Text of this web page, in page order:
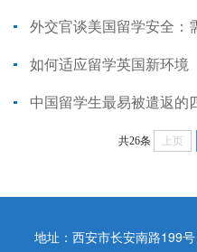
外交官谈美国留学安全：需具
如何适应留学英国新环境
中国留学生最易被遣返的
共26条 上页
地址：西安市长安南路199